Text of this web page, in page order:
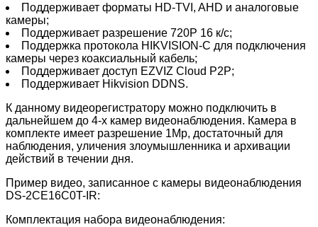
Поддерживает форматы HD-TVI, AHD и аналоговые
камеры;
Поддерживает разрешение 720P 16 к/с;
Поддержка протокола HIKVISION-C для подключения
камеры через коаксиальный кабель;
Поддерживает доступ EZVIZ Cloud P2P;
Поддерживает Hikvision DDNS.
К данному видеорегистратору можно подключить в
дальнейшем до 4-х камер видеонаблюдения. Камера в
комплекте имеет разрешение 1Mp, достаточный для
наблюдения, уличения злоумышленника и архивации
действий в течении дня.
Пример видео, записанное с камеры видеонаблюдения
DS-2CE16C0T-IR:
Комплектация набора видеонаблюдения: